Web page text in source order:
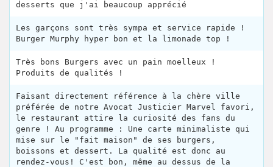
desserts que j'ai beaucoup apprécié
Les garçons sont très sympa et service rapide !
Burger Murphy hyper bon et la limonade top !
Très bons Burgers avec un pain moelleux !
Produits de qualités !
Faisant directement référence à la chère ville
préférée de notre Avocat Justicier Marvel favori,
le restaurant attire la curiosité des fans du
genre ! Au programme : Une carte minimaliste qui
mise sur le "fait maison" de ses burgers,
boissons et dessert. La qualité est donc au
rendez-vous! C'est bon, même au dessus de la